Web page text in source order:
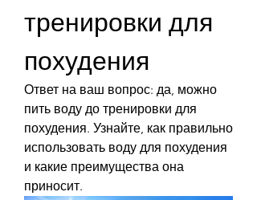
тренировки для
похудения
Ответ на ваш вопрос: да, можно
пить воду до тренировки для
похудения. Узнайте, как правильно
использовать воду для похудения
и какие преимущества она
приносит.